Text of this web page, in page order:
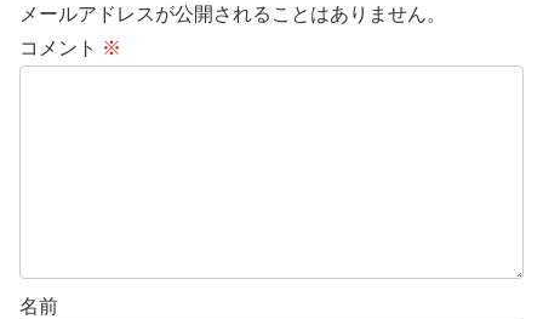
メールアドレスが公開されることはありません。
コメント ※
名前